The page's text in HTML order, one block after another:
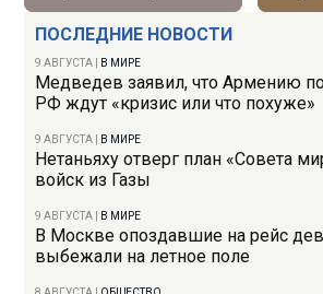
ПОСЛЕДНИЕ НОВОСТИ
9 АВГУСТА В МИРЕ
Медведев заявил, что Армению
РФ ждут «кризис или что похуже»
9 АВГУСТА В МИРЕ
Нетаньяху отверг план «Совета
войск из Газы
9 АВГУСТА В МИРЕ
В Москве опоздавшие на рейс
выбежали на летное поле